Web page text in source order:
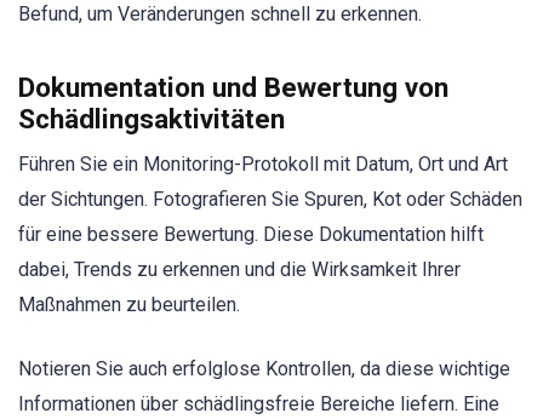
Befund, um Veränderungen schnell zu erkennen.
Dokumentation und Bewertung von
Schädlingsaktivitäten
Führen Sie ein Monitoring-Protokoll mit Datum, Ort und Art
der Sichtungen. Fotografieren Sie Spuren, Kot oder Schäden
für eine bessere Bewertung. Diese Dokumentation hilft
dabei, Trends zu erkennen und die Wirksamkeit Ihrer
Maßnahmen zu beurteilen.
Notieren Sie auch erfolglose Kontrollen, da diese wichtige
Informationen über schädlingsfreie Bereiche liefern. Eine